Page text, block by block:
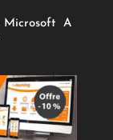
Microsoft
A